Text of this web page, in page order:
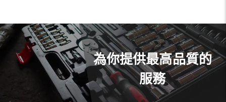
為你提供最高品質的
服務